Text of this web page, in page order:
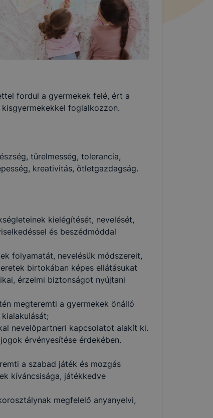
fordul a gyermekek felé, ért a
foglalkozzon.
türelmesség, tolerancia,
kreativitás, ötletgazdagság.
kielégítését, nevelését,
és beszédmóddal
folyamatát, nevelésük módszereit,
birtokában képes ellátásukat
érzelmi biztonságot nyújtani
megteremti a gyermekek önálló
nevelőpartneri kapcsolatot alakít ki.
érvényesítése érdekében.
a szabad játék és mozgás
kíváncsisága, játékkedve
megfelelő anyanyelvi,